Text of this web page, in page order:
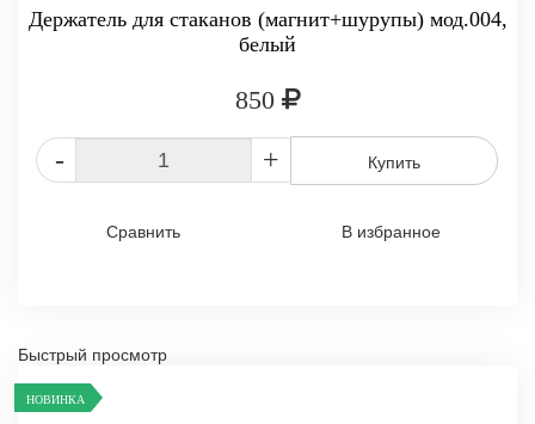
Держатель для стаканов (магнит+шурупы) мод.004,
белый
850
- + Купить
Сравнить В избранное
Быстрый просмотр
НОВИНКА